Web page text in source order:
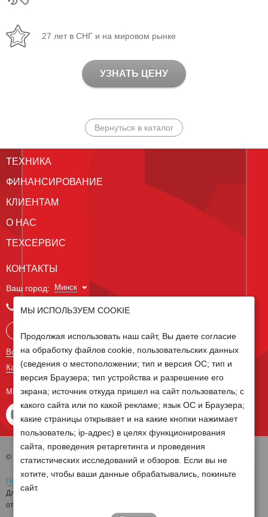
27 лет в СНГ и на мировом рынке
УЗНАТЬ ЦЕНУ
Вернуться в каталог
ТЕХНИКА
ФИНАНСИРОВАНИЕ
КЛИЕНТАМ
О НАС
ТЕХСЕРВИС
КОНТАКТЫ
Ваш город: Минск
+375 29 238 97 34
Все контакты
Карта сайта
МЫ В СОЦ СЕТЯХ
© 2026 Группа компаний Белагро
Политика обработки персональных данных
Для отзыва согласия на обработку персональных данных необходимо
отправить письмо на электронную почту
МЫ ИСПОЛЬЗУЕМ COOKIE
Продолжая использовать наш сайт, Вы даете согласие
на обработку файлов cookie, пользовательских данных
(сведения о местоположении; тип и версия ОС; тип и
версия Браузера; тип устройства и разрешение его
экрана; источник откуда пришел на сайт пользователь; с
какого сайта или по какой рекламе; язык ОС и Браузера;
какие страницы открывает и на какие кнопки нажимает
пользователь; ip-адрес) в целях функционирования
сайта, проведения ретаргетинга и проведения
статистических исследований и обзоров. Если вы не
хотите, чтобы ваши данные обрабатывались, покиньте
сайт.